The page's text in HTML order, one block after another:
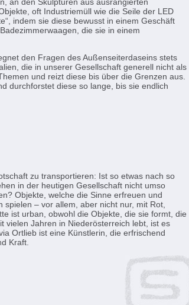
oft Industriemüll wie die Seile der LED
indem sie diese bewusst in einem Geschäft
die sie in einem
den Fragen des Außenseiterdaseins stets
die in unserer Gesellschaft generell nicht als
und reizt diese bis über die Grenzen aus.
durchforstet diese so lange, bis sie endlich
zu transportieren: Ist so etwas nach so
in der heutigen Gesellschaft nicht umso
Objekte, welche die Sinne erfreuen und
– vor allem, aber nicht nur, mit Rot,
ist urban, obwohl die Objekte, die sie formt, die
vielen Jahren in Niederösterreich lebt, ist es
Ortlieb ist eine Künstlerin, die erfrischend
Kraft.